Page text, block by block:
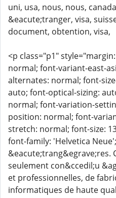
uni, usa, nous, nous,
&eacute;tranger, visa,
document, obtention, visa,
<p class="p1"
normal; font-variant-east-
alternates: normal; font-
auto; font-optical-sizing:
normal; font-variation-
position: normal; font-
stretch: normal; font-size:
font-family: 'Helvetica
&eacute;trang&egrave;res.
seulement con&ccedil;u
et professionnelles, de
informatiques de haute